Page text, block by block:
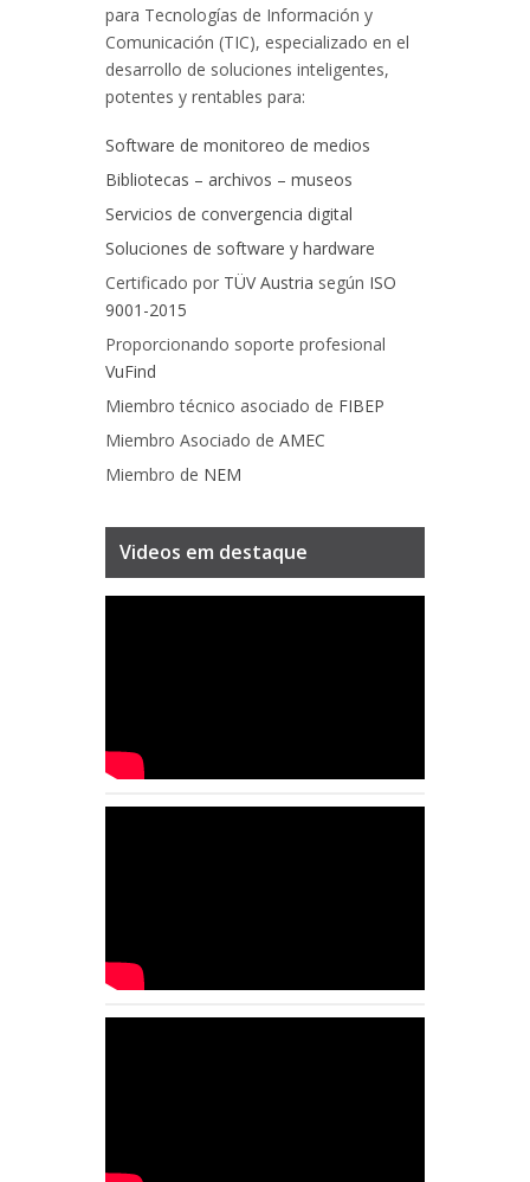
para Tecnologías de Información y
Comunicación (TIC), especializado en el
desarrollo de soluciones inteligentes,
potentes y rentables para:
Software de monitoreo de medios
Bibliotecas – archivos – museos
Servicios de convergencia digital
Soluciones de software y hardware
Certificado por TÜV Austria según ISO
9001-2015
Proporcionando soporte profesional
VuFind
Miembro técnico asociado de FIBEP
Miembro Asociado de AMEC
Miembro de NEM
Videos em destaque